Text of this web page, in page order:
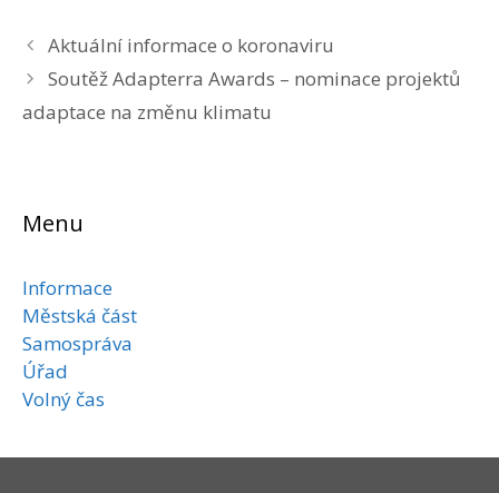
Aktuální informace o koronaviru
Soutěž Adapterra Awards – nominace projektů
adaptace na změnu klimatu
Menu
Informace
Městská část
Samospráva
Úřad
Volný čas